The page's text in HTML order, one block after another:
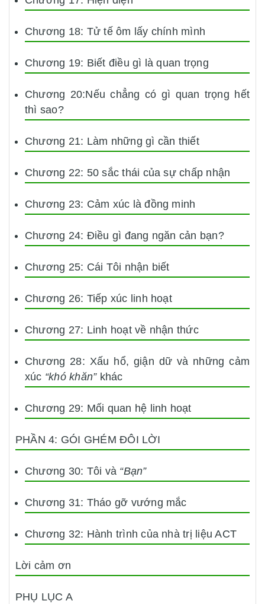
Chương 18: Tử tế ôm lấy chính mình
Chương 19: Biết điều gì là quan trọng
Chương 20:Nếu chẳng có gì quan trọng hết
thì sao?
Chương 21: Làm những gì cần thiết
Chương 22: 50 sắc thái của sự chấp nhận
Chương 23: Cảm xúc là đồng minh
Chương 24: Điều gì đang ngăn cản bạn?
Chương 25: Cái Tôi nhận biết
Chương 26: Tiếp xúc linh hoạt
Chương 27: Linh hoạt về nhận thức
Chương 28: Xấu hổ, giận dữ và những cảm
xúc “khó khăn”khác
Chương 29: Mối quan hệ linh hoạt
PHẦN 4: GÓI GHÉM ĐÔI LỜI
Chương 30: Tôi và “Bạn”
Chương 31: Tháo gỡ vướng mắc
Chương 32: Hành trình của nhà trị liệu ACT
Lời cảm ơn
PHỤ LỤC A